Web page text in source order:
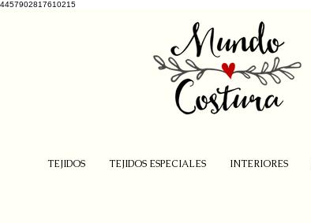
4457902817610215
TEJIDOS TEJIDOS ESPECIALES INTERIORES